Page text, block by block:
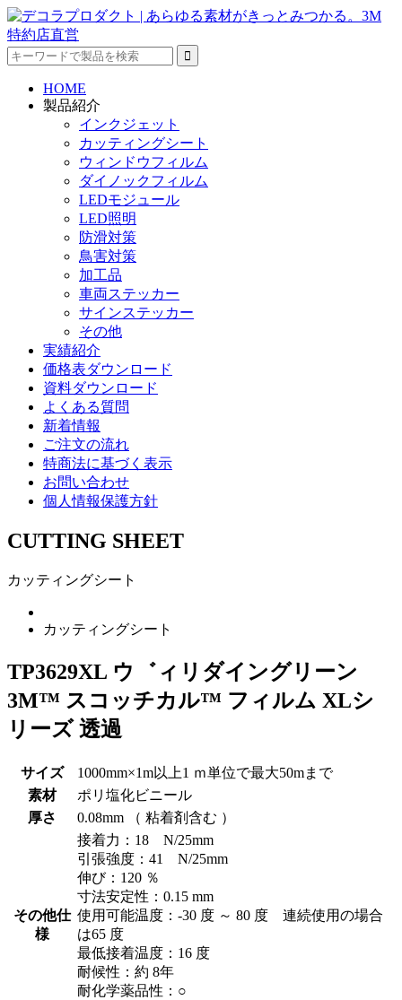
HOME
製品紹介
インクジェット
カッティングシート
ウィンドウフィルム
ダイノックフィルム
LEDモジュール
LED照明
防滑対策
鳥害対策
加工品
車両ステッカー
サインステッカー
その他
実績紹介
価格表ダウンロード
資料ダウンロード
よくある質問
新着情報
ご注文の流れ
特商法に基づく表示
お問い合わせ
個人情報保護方針
CUTTING SHEET
カッティングシート
カッティングシート
TP3629XL ウ゛ィリダイングリーン
3M™ スコッチカル™ フィルム XLシ
リーズ 透過
サイズ
1000mm×1m以上1 ｍ単位で最大50mまで
素材
ポリ塩化ビニール
厚さ
0.08mm （ 粘着剤含む ）
その他仕
様
接着力：18 N/25mm
引張強度：41 N/25mm
伸び：120 ％
寸法安定性：0.15 mm
使用可能温度：-30 度 ～ 80 度 連続使用の場合
は65 度
最低接着温度：16 度
耐候性：約 8年
耐化学薬品性：○